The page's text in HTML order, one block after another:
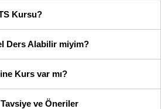
Kursu?
Ders Alabilir miyim?
Kurs var mı?
ve Öneriler